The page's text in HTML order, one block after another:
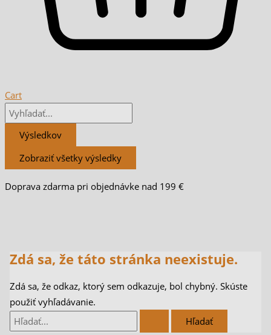
Cart
Výsledkov
Zobraziť všetky výsledky
Doprava zdarma pri objednávke nad 199 €
Zdá sa, že táto stránka neexistuje.
Zdá sa, že odkaz, ktorý sem odkazuje, bol chybný. Skúste
použiť vyhľadávanie.